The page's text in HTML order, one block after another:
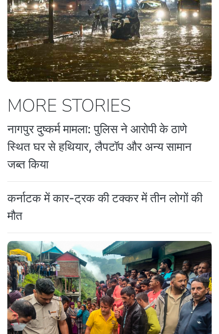
MORE STORIES
नागपुर दुष्कर्म मामला: पुलिस ने आरोपी के ठाणे
स्थित घर से हथियार, लैपटॉप और अन्य सामान
जब्त किया
कर्नाटक में कार-ट्रक की टक्कर में तीन लोगों की
मौत